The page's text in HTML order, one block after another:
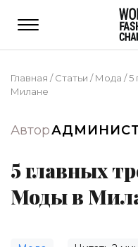
Главная /Статьи /Мода /5
Милане
Автор
5 главных
Моды в